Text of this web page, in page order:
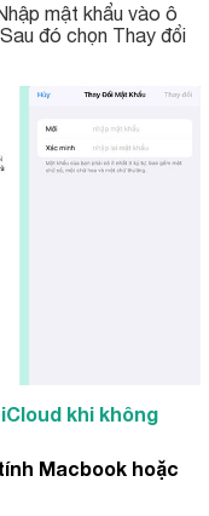
mật khẩu vào ô
đó chọn Thay đổi
khi không
Macbook hoặc